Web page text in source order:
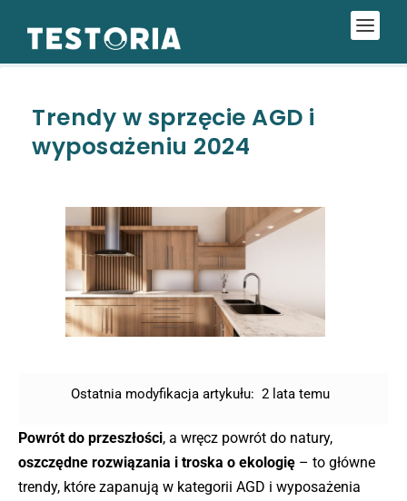
Trendy w sprzęcie AGD i
wyposażeniu 2024
Ostatnia modyfikacja artykułu: 2 lata temu
Powrót do przeszłości, a wręcz powrót do natury,
oszczędne rozwiązania i troska o ekologię – to główne
trendy, które zapanują w kategorii AGD i wyposażenia